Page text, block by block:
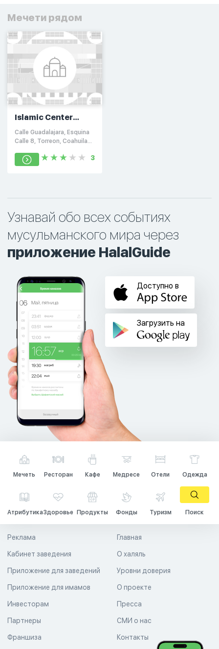
Мечети рядом
Islamic Center
Mezquita Zoraya
Calle Guadalajara, Esquina
Calle 8, Torreon, Coahuila
3
Узнавай обо всех событиях
мусульманского мира через
приложение HalalGuide
Доступно в
Загрузить на
Мечеть Ресторан Кафе Медресе Отели Одежда
АтрибутикаЗдоровье Продукты Фонды Туризм Поиск
Главная
О халяль
Уровни доверия
Реклама
Кабинет заведения
Приложение для заведений
Приложение для имамов О проекте
Пресса
СМИ о нас
Контакты
Инвесторам
Партнеры
Франшиза